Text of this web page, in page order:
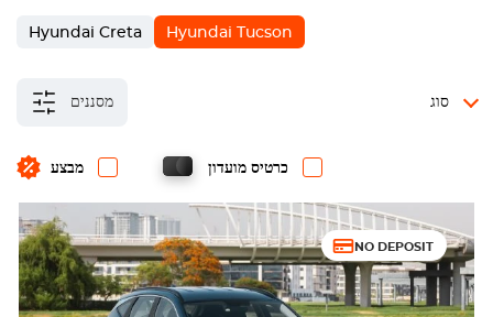
Hyundai Creta Hyundai Tucson
מסננים
מבצע כרטיס מועדון
סוג
NO DEPOSIT